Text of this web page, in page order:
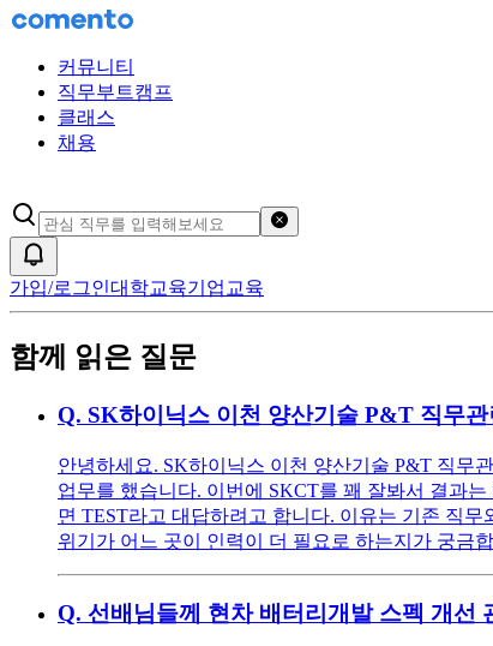
커뮤니티
직무부트캠프
클래스
채용
가입/로그인대학교육기업교육
함께 읽은 질문
Q. SK하이닉스 이천 양산기술 P&T 직무
안녕하세요. SK하이닉스 이천 양산기술 P&T 직무
업무를 했습니다. 이번에 SKCT를 꽤 잘봐서 결과
면 TEST라고 대답하려고 합니다. 이유는 기존 직
위기가 어느 곳이 인력이 더 필요로 하는지가 궁금
Q. 선배님들께 현차 배터리개발 스펙 개선